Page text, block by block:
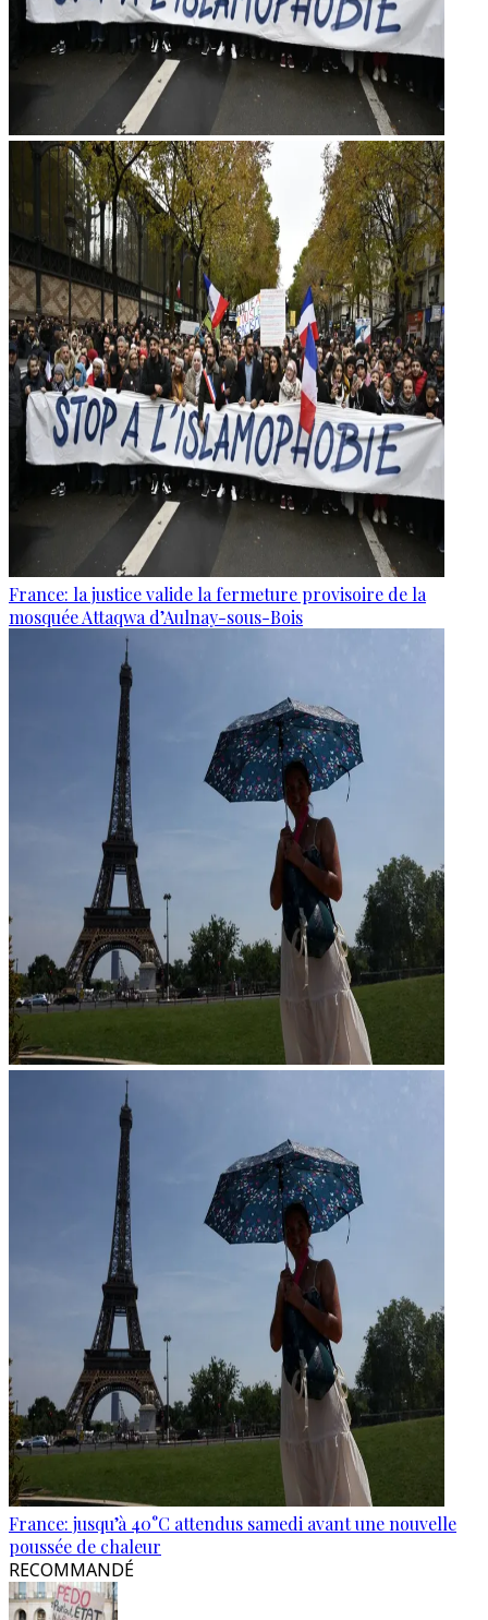
France: la justice valide la fermeture provisoire de la
mosquée Attaqwa d’Aulnay-sous-Bois
France: jusqu’à 40°C attendus samedi avant une nouvelle
poussée de chaleur
RECOMMANDÉ